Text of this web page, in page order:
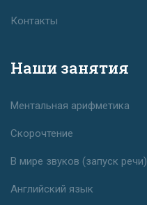
Контакты
Наши занятия
Ментальная арифметика
Скорочтение
В мире звуков (запуск речи)
Английский язык